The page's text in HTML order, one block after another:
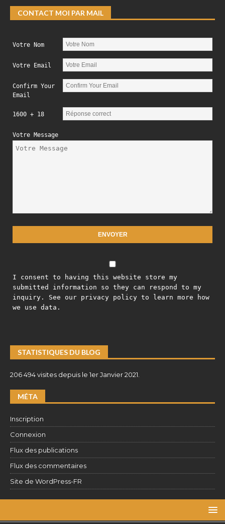
CONTACT MOI PAR MAIL
Votre Nom
Votre Email
Confirm Your
Email
1600 + 18
Votre Message
I consent to having this website store my
submitted information so they can respond to my
inquiry. See our privacy policy to learn more how
we use data.
STATISTIQUES DU BLOG
206 494 visites depuis le 1er Janvier 2021.
MÉTA
Inscription
Connexion
Flux des publications
Flux des commentaires
Site de WordPress-FR